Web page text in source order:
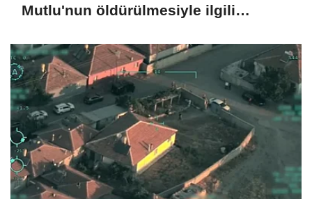
Mutlu'nun öldürülmesiyle ilgili